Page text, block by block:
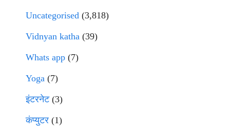
Uncategorised (3,818)
Vidnyan katha (39)
Whats app (7)
Yoga (7)
इंटरनेट(3)
कंप्युटर (1)